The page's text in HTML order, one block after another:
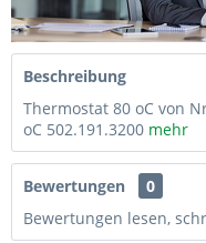
Beschreibung
Thermostat 80 oC von
oC 502.191.3200 mehr
Bewertungen
0
Bewertungen lesen,